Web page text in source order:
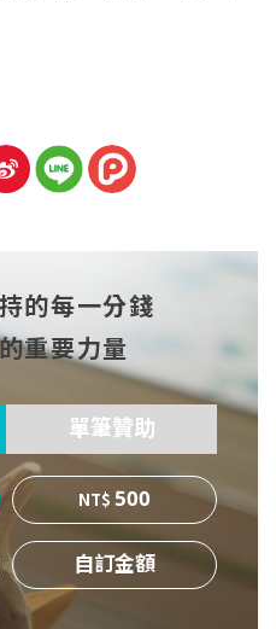
的每一分錢
重要力量
單筆贊助
500